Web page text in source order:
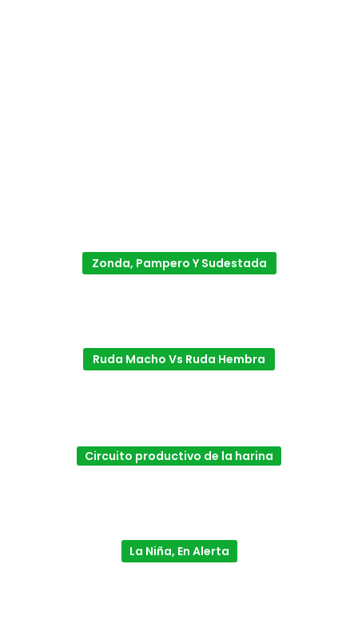
Zonda, Pampero Y Sudestada
Ruda Macho Vs Ruda Hembra
Circuito productivo de la harina
La Niña, En Alerta